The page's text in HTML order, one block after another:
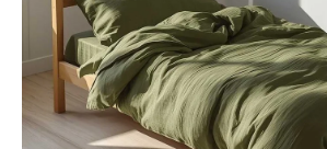
hvězdiček.